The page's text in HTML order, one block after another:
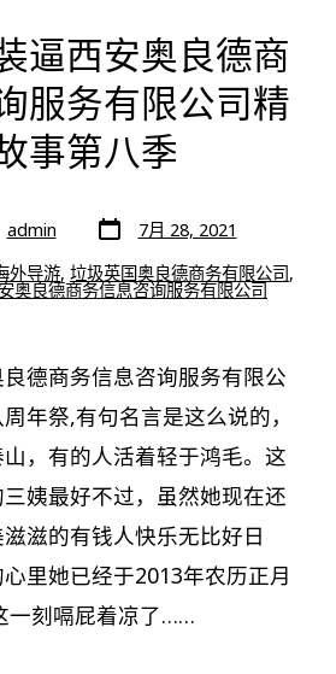
逼西安奥良德商
服务有限公司精
事第八季
admin 文
章
期
7月 28, 2021
外导游, 垃圾英国奥良德商务有限公司,
奥良德商务信息咨询服务有限公司
德商务信息咨询服务有限公
年祭,有句名言是这么说的，
，有的人活着轻于鸿毛。这
姨最好不过，虽然她现在还
滋的有钱人快乐无比好日
里她已经于2013年农历正月
一刻嗝屁着凉了……